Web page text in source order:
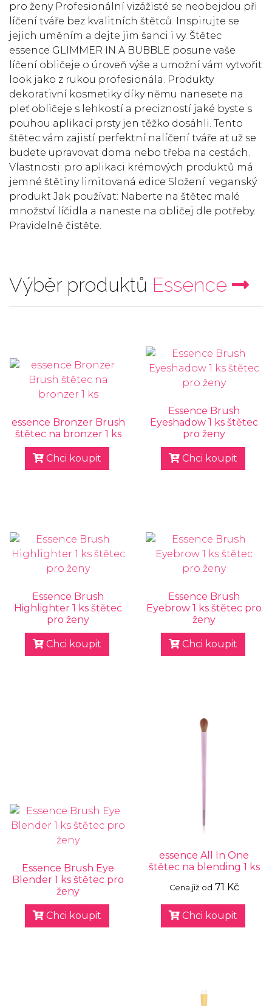
pro ženy Profesionální vizážisté se neobejdou při
líčení tváře bez kvalitních štětců. Inspirujte se
jejich uměním a dejte jim šanci i vy. Štětec
essence GLIMMER IN A BUBBLE posune vaše
líčení obličeje o úroveň výše a umožní vám vytvořit
look jako z rukou profesionála. Produkty
dekorativní kosmetiky díky němu nanesete na
pleť obličeje s lehkostí a precizností jaké byste s
pouhou aplikací prsty jen těžko dosáhli. Tento
štětec vám zajistí perfektní nalíčení tváře ať už se
budete upravovat doma nebo třeba na cestách.
Vlastnosti: pro aplikaci krémových produktů má
jemné štětiny limitovaná edice Složení: veganský
produkt Jak používat: Naberte na štětec malé
množství líčidla a naneste na obličej dle potřeby.
Pravidelně čistěte.
Výběr produktů Essence
essence Bronzer Brush
štětec na bronzer 1 ks
Chci koupit
Essence Brush
Eyeshadow 1 ks štětec
pro ženy
Chci koupit
Essence Brush
Highlighter 1 ks štětec
pro ženy
Chci koupit
Essence Brush
Eyebrow 1 ks štětec pro
ženy
Chci koupit
Essence Brush Eye
Blender 1 ks štětec pro
ženy
Chci koupit
essence All In One
štětec na blending 1 ks
Cena již od 71 Kč
Chci koupit